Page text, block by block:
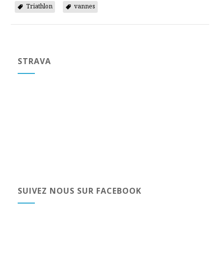
Triathlon vannes
STRAVA
SUIVEZ NOUS SUR FACEBOOK